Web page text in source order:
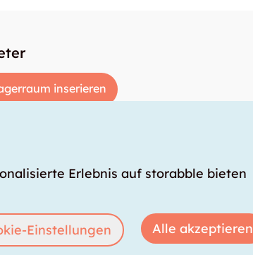
inserieren
Erlebnis auf storabble bieten
Einstellungen Alle akzeptieren